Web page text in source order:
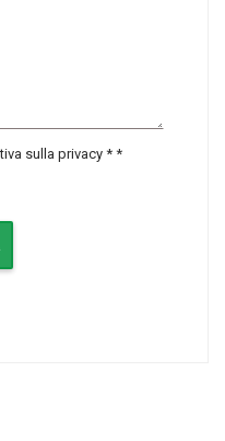
sulla privacy * *